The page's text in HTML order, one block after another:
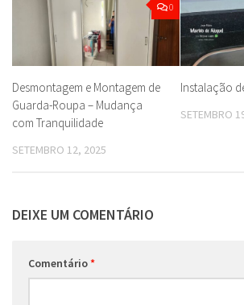
0
Desmontagem e Montagem de
Guarda-Roupa – Mudança
com Tranquilidade
SETEMBRO 12, 2025
Instalação
SETEMBRO
DEIXE UM COMENTÁRIO
Comentário*